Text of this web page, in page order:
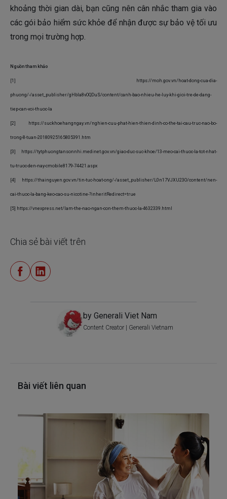
khoảng thời gian dài, bạn cũng nên cân nhắc tham gia vào
các gói bảo hiểm sức khỏe để nhận được sự bảo vệ tối ưu
trong mọi trường hợp.
Nguồn tham khảo
[1] https://moh.gov.vn/hoat-dong-cua-dia-
phuong/-/asset_publisher/gHbla8vOQDuS/content/canh-bao-nhieu-he-luy-khi-gioi-tre-de-dang-
tiep-can-voi-thuoc-la
[2] https://suckhoehangngay.vn/nghien-cuu-phat-hien-thien-dinh-co-the-tai-cau-truc-nao-bo-
trong-8-tuan-20180925165805391.htm
[3] https://tytphuongtansonnhi.medinet.gov.vn/giao-duc-suc-khoe/13-meo-cai-thuoc-la-tot-nhat-
tu-truoc-den-nay-cmobile8179-74421.aspx
[4] https://thainguyen.gov.vn/tin-tuc-hoat-ong/-/asset_publisher/L0n17VJXU23O/content/nen-
cai-thuoc-la-bang-keo-cao-su-nicotine-?inheritRedirect=true
[5] https://vnexpress.net/lam-the-nao-ngan-con-them-thuoc-la-4632339.html
Chia sẻ bài viết trên
by Generali Viet Nam
Content Creator | Generali Vietnam
Bài viết liên quan